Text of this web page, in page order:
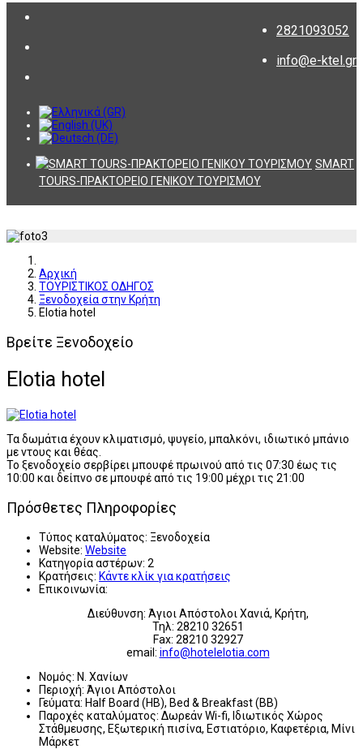
2821093052
info@e-ktel.gr
SMART
TOURS-ΠΡΑΚΤΟΡΕΙΟ ΓΕΝΙΚΟΥ ΤΟΥΡΙΣΜΟΥ
Αρχική
ΤΟΥΡΙΣΤΙΚΟΣ ΟΔΗΓΟΣ
Ξενοδοχεία στην Κρήτη
Elotia hotel
Βρείτε Ξενοδοχείο
Elotia hotel
Τα δωμάτια έχουν κλιματισμό, ψυγείο, μπαλκόνι, ιδιωτικό μπάνιο
με ντους και θέας.
Το ξενοδοχείο σερβίρει μπουφέ πρωινού από τις 07:30 έως τις
10:00 και δείπνο σε μπουφέ από τις 19:00 μέχρι τις 21:00
Πρόσθετες Πληροφορίες
Τύπος καταλύματος: Ξενοδοχεία
Website: Website
Κατηγορία αστέρων: 2
Κρατήσεις: Κάντε κλίκ για κρατήσεις
Επικοινωνία:
Διεύθυνση: Άγιοι Απόστολοι Χανιά, Κρήτη,
Τηλ: 28210 32651
Fax: 28210 32927
email: info@hotelelotia.com
Νομός: Ν. Χανίων
Περιοχή: Άγιοι Απόστολοι
Γεύματα: Half Board (HB), Bed & Breakfast (BB)
Παροχές καταλύματος: Δωρεάν Wi-fi, Ιδιωτικός Χώρος
Στάθμευσης, Εξωτερική πισίνα, Εστιατόριο, Καφετέρια, Μίνι
Μάρκετ